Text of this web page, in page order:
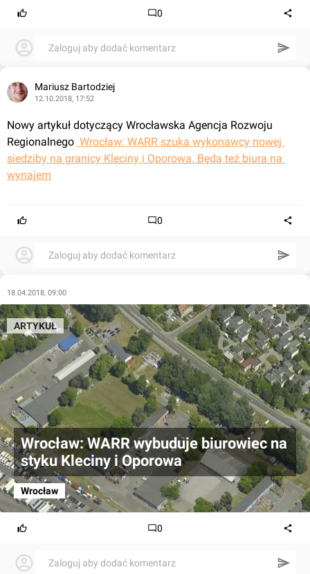
0
Zaloguj aby dodać komentarz
Mariusz Bartodziej
12.10.2018, 17:52
Nowy artykuł dotyczący Wrocławska Agencja Rozwoju
Regionalnego Wrocław: WARR szuka wykonawcy nowej
siedziby na granicy Kleciny i Oporowa. Będą też biura na
wynajem
0
Zaloguj aby dodać komentarz
18.04.2018, 09:00
Wrocław: WARR wybuduje biurowiec na
styku Kleciny i Oporowa
Wrocław
ARTYKUŁ
0
Zaloguj aby dodać komentarz